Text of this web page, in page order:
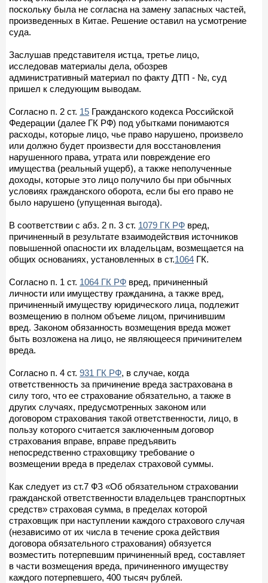
поскольку была не согласна на замену запасных частей,
произведенных в Китае. Решение оставил на усмотрение
суда.
Заслушав представителя истца, третье лицо,
исследовав материалы дела, обозрев
административный материал по факту ДТП - №, суд
пришел к следующим выводам.
Согласно п. 2 ст. 15 Гражданского кодекса Российской
Федерации (далее ГК РФ) под убытками понимаются
расходы, которые лицо, чье право нарушено, произвело
или должно будет произвести для восстановления
нарушенного права, утрата или повреждение его
имущества (реальный ущерб), а также неполученные
доходы, которые это лицо получило бы при обычных
условиях гражданского оборота, если бы его право не
было нарушено (упущенная выгода).
В соответствии с абз. 2 п. 3 ст. 1079 ГК РФ вред,
причиненный в результате взаимодействия источников
повышенной опасности их владельцам, возмещается на
общих основаниях, установленных в ст.1064 ГК.
Согласно п. 1 ст. 1064 ГК РФ вред, причиненный
личности или имуществу гражданина, а также вред,
причиненный имуществу юридического лица, подлежит
возмещению в полном объеме лицом, причинившим
вред. Законом обязанность возмещения вреда может
быть возложена на лицо, не являющееся причинителем
вреда.
Согласно п. 4 ст. 931 ГК РФ, в случае, когда
ответственность за причинение вреда застрахована в
силу того, что ее страхование обязательно, а также в
других случаях, предусмотренных законом или
договором страхования такой ответственности, лицо, в
пользу которого считается заключенным договор
страхования вправе, вправе предъявить
непосредственно страховщику требование о
возмещении вреда в пределах страховой суммы.
Как следует из ст.7 ФЗ «Об обязательном страховании
гражданской ответственности владельцев транспортных
средств» страховая сумма, в пределах которой
страховщик при наступлении каждого страхового случая
(независимо от их числа в течение срока действия
договора обязательного страхования) обязуется
возместить потерпевшим причиненный вред, составляет
в части возмещения вреда, причиненного имуществу
каждого потерпевшего, 400 тысяч рублей.